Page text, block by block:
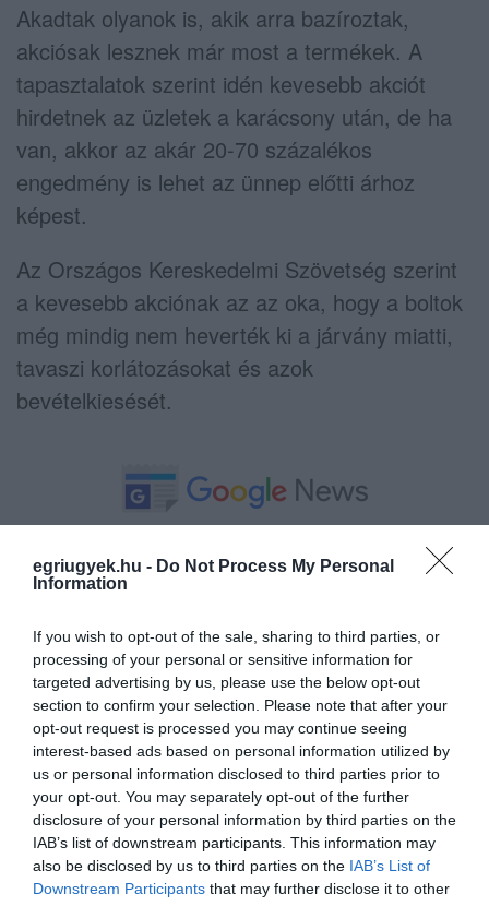
egriugyek.hu - Do Not Process My Personal
Information
If you wish to opt-out of the sale, sharing to third parties, or
processing of your personal or sensitive information for
targeted advertising by us, please use the below opt-out
section to confirm your selection. Please note that after your
opt-out request is processed you may continue seeing
interest-based ads based on personal information utilized by
us or personal information disclosed to third parties prior to
your opt-out. You may separately opt-out of the further
disclosure of your personal information by third parties on the
IAB’s list of downstream participants. This information may
also be disclosed by us to third parties on the IAB’s List of
Downstream Participants that may further disclose it to other
Akadtak olyanok is, akik arra bazíroztak,
akciósak lesznek már most a termékek. A
tapasztalatok szerint idén kevesebb akciót
hirdetnek az üzletek a karácsony után, de ha
van, akkor az akár 20-70 százalékos
engedmény is lehet az ünnep előtti árhoz
képest.
Az Országos Kereskedelmi Szövetség szerint
a kevesebb akciónak az az oka, hogy a boltok
még mindig nem heverték ki a járvány miatti,
tavaszi korlátozásokat és azok
bevételkiesését.
Ne maradjon le a legfrissebb hírekről, kövessen
bennünket az EGRI ÜGYEK Google Hírek oldalán!
VISSZA A FŐOLDALRA
Legfrissebb híreink